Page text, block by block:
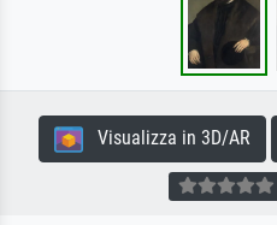
Visualizza in 3D/AR